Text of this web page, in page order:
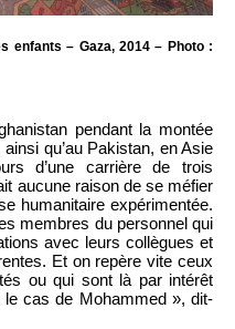
enfants – Gaza, 2014 – Photo :
pendant la montée
qu’au Pakistan, en Asie
d’une carrière de trois
aucune raison de se méfier
humanitaire expérimentée.
membres du personnel qui
avec leurs collègues et
Et on repère vite ceux
ou qui sont là par intérêt
le cas de Mohammed », dit-